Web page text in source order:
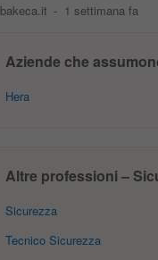
bakeca.it - 1 settimana fa
Aziende che
Hera
Altre professioni –
Sicurezza
Tecnico Sicurezza